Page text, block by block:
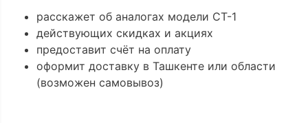
расскажет об аналогах модели СТ-1
действующих скидках и акциях
предоставит счёт на оплату
оформит доставку в Ташкенте или области
(возможен самовывоз)